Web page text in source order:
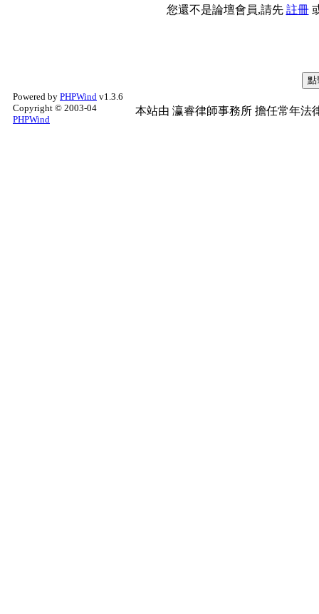
您還不是論壇會員,請先 註冊
Powered by PHPWind v1.3.6
Copyright © 2003-04
PHPWind
本站由 瀛睿律師事務所 擔任常年法